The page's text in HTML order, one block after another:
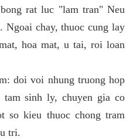
rat luc "lam tran" Neu
Ngoai chay, thuoc cung lay
hoa mat, u tai, roi loan
doi voi nhung truong hop
sinh ly, chuyen gia co
so kieu thuoc chong tram
tri.